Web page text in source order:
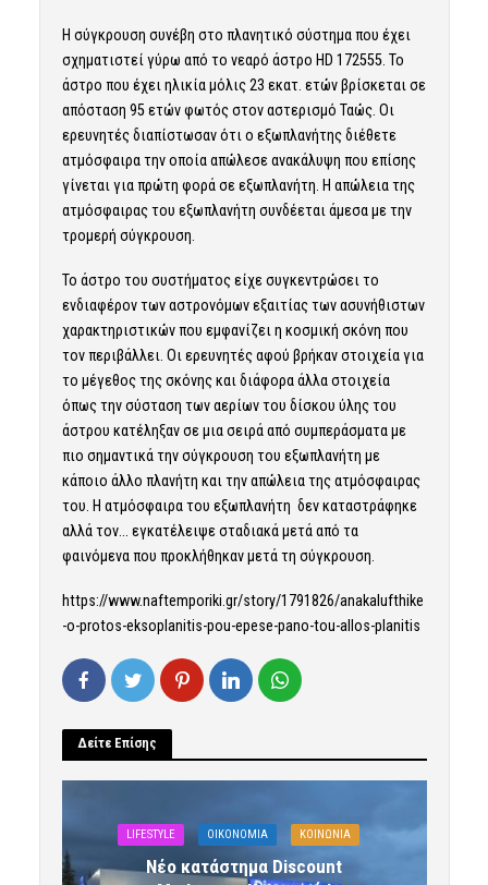
Η σύγκρουση συνέβη στο πλανητικό σύστημα που έχει
σχηματιστεί γύρω από το νεαρό άστρο HD 172555. Το
άστρο που έχει ηλικία μόλις 23 εκατ. ετών βρίσκεται σε
απόσταση 95 ετών φωτός στον αστερισμό Ταώς. Οι
ερευνητές διαπίστωσαν ότι o εξωπλανήτης διέθετε
ατμόσφαιρα την οποία απώλεσε ανακάλυψη που επίσης
γίνεται για πρώτη φορά σε εξωπλανήτη. Η απώλεια της
ατμόσφαιρας του εξωπλανήτη συνδέεται άμεσα με την
τρομερή σύγκρουση.
Το άστρο του συστήματος είχε συγκεντρώσει το
ενδιαφέρον των αστρονόμων εξαιτίας των ασυνήθιστων
χαρακτηριστικών που εμφανίζει η κοσμική σκόνη που
τον περιβάλλει. Οι ερευνητές αφού βρήκαν στοιχεία για
το μέγεθος της σκόνης και διάφορα άλλα στοιχεία
όπως την σύσταση των αερίων του δίσκου ύλης του
άστρου κατέληξαν σε μια σειρά από συμπεράσματα με
πιο σημαντικά την σύγκρουση του εξωπλανήτη με
κάποιο άλλο πλανήτη και την απώλεια της ατμόσφαιρας
του. Η ατμόσφαιρα του εξωπλανήτη δεν καταστράφηκε
αλλά τον… εγκατέλειψε σταδιακά μετά από τα
φαινόμενα που προκλήθηκαν μετά τη σύγκρουση.
https://www.naftemporiki.gr/story/1791826/anakalufthike
-o-protos-eksoplanitis-pou-epese-pano-tou-allos-planitis
Δείτε Επίσης
LIFESTYLE OIKONOMIA ΚΟΙΝΩΝΙΑ
Νέο κατάστημα Discount